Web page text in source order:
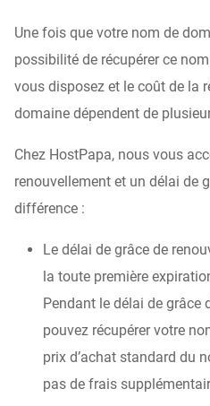
Une fois que votre nom de
possibilité de récupérer ce
vous disposez et le coût de la
domaine dépendent de
Chez HostPapa, nous vous
renouvellement et un délai de
différence :
Le délai de grâce de
la toute première
Pendant le délai de grâce
pouvez récupérer votre
prix d’achat standard du
pas de frais